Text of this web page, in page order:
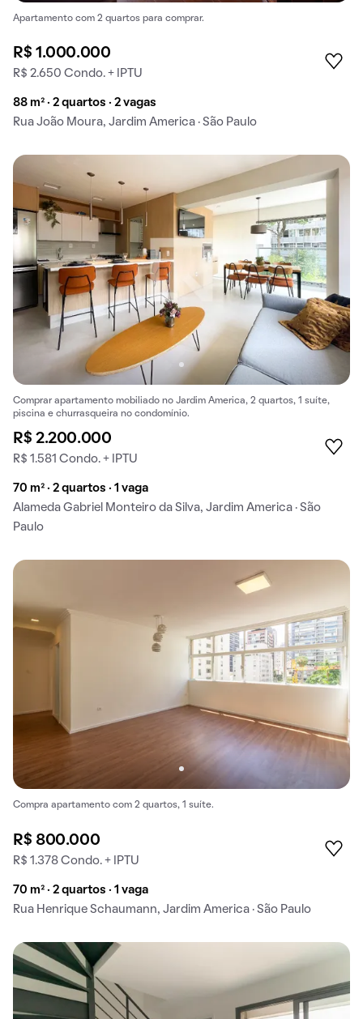
Apartamento com 2 quartos para comprar.
R$ 1.000.000
R$ 2.650 Condo. + IPTU
88 m² · 2 quartos · 2 vagas
Rua João Moura, Jardim America · São Paulo
Comprar apartamento mobiliado no Jardim America, 2 quartos, 1 suíte,
piscina e churrasqueira no condomínio.
R$ 2.200.000
R$ 1.581 Condo. + IPTU
70 m² · 2 quartos · 1 vaga
Alameda Gabriel Monteiro da Silva, Jardim America · São
Paulo
Compra apartamento com 2 quartos, 1 suíte.
R$ 800.000
R$ 1.378 Condo. + IPTU
70 m² · 2 quartos · 1 vaga
Rua Henrique Schaumann, Jardim America · São Paulo